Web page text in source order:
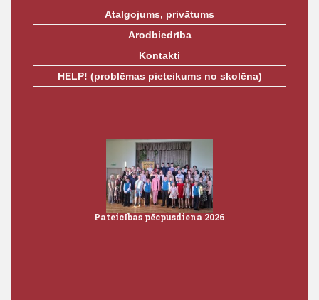
Atalgojums, privātums
Arodbiedrība
Kontakti
HELP! (problēmas pieteikums no skolēna)
Pateicības pēcpusdiena 2026